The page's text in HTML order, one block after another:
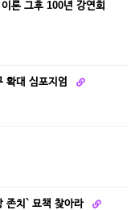
론 그후 100년 강연회
확대 심포지엄
존치` 묘책 찾아라